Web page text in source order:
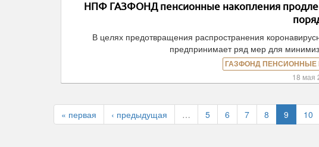
НПФ ГАЗФОНД пенсионные накопления
В целях предотвращения распространения
предпринимает ряд мер для
ГАЗФОНД
18 мая
« первая ‹ предыдущая … 5 6 7 8 9 10